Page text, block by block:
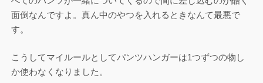
面倒なんですよ。真ん中のやつを入れるときなんて最悪で
す。
こうしてマイルールとしてパンツハンガーは1つずつの物し
か使わなくなりました。